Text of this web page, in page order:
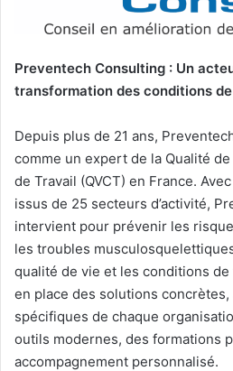
Preventech Consulting : Un
transformation des conditions
Depuis plus de 21 ans,
comme un expert de la Qualité
de Travail (QVCT) en France.
issus de 25 secteurs d’activité,
intervient pour prévenir les
les troubles
qualité de vie et les conditions de
en place des solutions
spécifiques de chaque
outils modernes, des formations
accompagnement personnalisé.